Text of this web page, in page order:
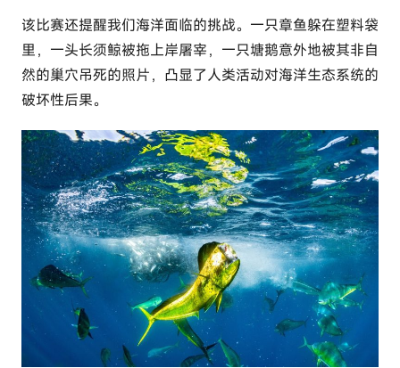
该比赛还提醒我们海洋面临的挑战。一只章鱼躲在塑料袋
里，一头长须鲸被拖上岸屠宰，一只塘鹅意外地被其非自
然的巢穴吊死的照片，凸显了人类活动对海洋生态系统的
破坏性后果。